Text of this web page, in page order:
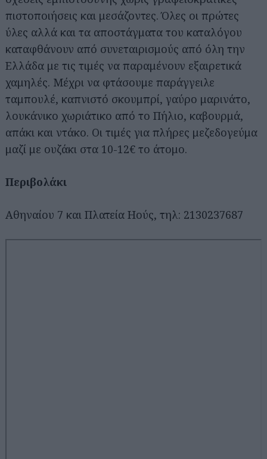
πιστοποιήσεις και μεσάζοντες. Όλες οι πρώτες
ύλες αλλά και τα αποστάγματα του καταλόγου
καταφθάνουν από συνεταιρισμούς από όλη την
Ελλάδα με τις τιμές να παραμένουν εξαιρετικά
χαμηλές. Μέχρι να φτάσουμε παράγγειλε
ταμπουλέ, καπνιστό σκουμπρί, γαύρο μαρινάτο,
λουκάνικο χωριάτικο από το Πήλιο, καβουρμά,
απάκι και ντάκο. Οι τιμές για πλήρες μεζεδογεύμα
μαζί με ουζάκι στα 10-12€ το άτομο.
Περιβολάκι
Αθηναίου 7 και Πλατεία Ηούς, τηλ: 2130237687